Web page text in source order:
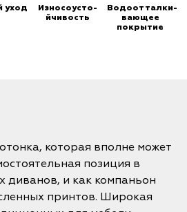
уход
Износоусто-
йчивость
Водоотталки-
вающее
покрытие
которая вполне может
позиция в
диванов, и как компаньон
принтов. Широкая